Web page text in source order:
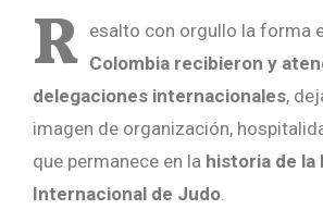
R esalto con orgullo la forma
Colombia recibieron y
delegaciones internacionales,
imagen de organización,
que permanece en la historia de la
Internacional de Judo.